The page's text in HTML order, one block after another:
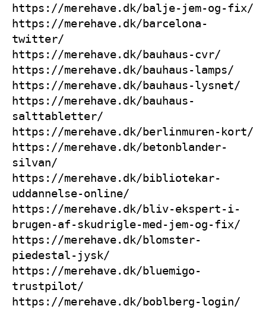
https://merehave.dk/balje-jem-og-fix/
https://merehave.dk/barcelona-
twitter/
https://merehave.dk/bauhaus-cvr/
https://merehave.dk/bauhaus-lamps/
https://merehave.dk/bauhaus-lysnet/
https://merehave.dk/bauhaus-
salttabletter/
https://merehave.dk/berlinmuren-kort/
https://merehave.dk/betonblander-
silvan/
https://merehave.dk/bibliotekar-
uddannelse-online/
https://merehave.dk/bliv-ekspert-i-
brugen-af-skudrigle-med-jem-og-fix/
https://merehave.dk/blomster-
piedestal-jysk/
https://merehave.dk/bluemigo-
trustpilot/
https://merehave.dk/boblberg-login/